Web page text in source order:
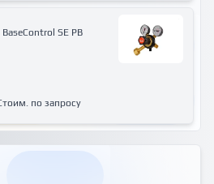
SE PB
по запросу